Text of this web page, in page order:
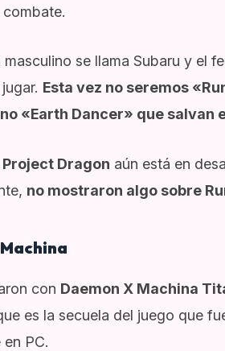
se llama Subaru y el
Esta vez no seremos
«Earth Dancer» que salvan
Dragon aún está en
no mostraron algo sobre
con Daemon X Machina
es la secuela del juego que
PC.